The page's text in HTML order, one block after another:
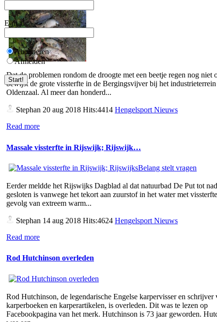
Dat de problemen rondom de droogte met een beetje regen nog niet
bewijst de grote vissterfte in de Bergingsvijver bij het
Oldenzaal. Al meer dan honderd...
Stephan 20 aug 2018 Hits:4414 Hengelsport Nieuws
Read more
Massale vissterfte in Rijswijk; Rijswijk…
Eerder meldde het Rijswijks Dagblad al dat natuurbad De Put tot
gesloten is vanwege het tekort aan zuurstof in het water met
gevolg van extreem warm...
Stephan 14 aug 2018 Hits:4624 Hengelsport Nieuws
Read more
Rod Hutchinson overleden
Rod Hutchinson, de legendarische Engelse karpervisser en schrijver
karperboeken en karperartikelen, is overleden. Dit was te lezen op
Facebookpagina van het merk. Hutchinson is 73 jaar geworden.
E-mail
Abonneren
Afmelden